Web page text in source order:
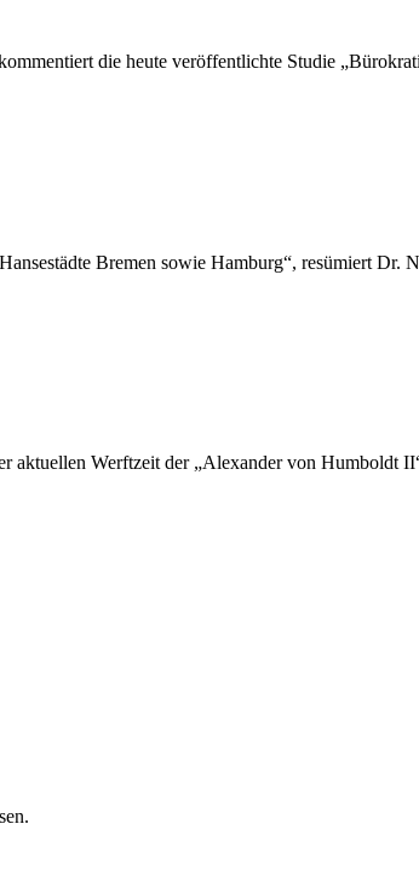
die heute veröffentlichte Studie
Bremen sowie Hamburg“, resümiert Dr.
aktuellen Werftzeit der „Alexander von Humboldt